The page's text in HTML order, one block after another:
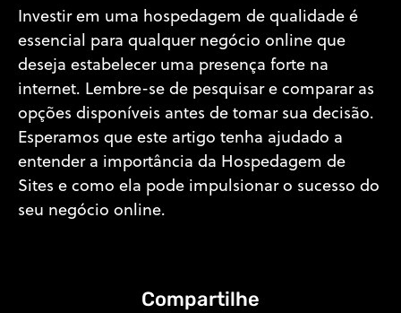
Investir em uma hospedagem de qualidade é
essencial para qualquer negócio online que
deseja estabelecer uma presença forte na
internet. Lembre-se de pesquisar e comparar as
opções disponíveis antes de tomar sua decisão.
Esperamos que este artigo tenha ajudado a
entender a importância da Hospedagem de
Sites e como ela pode impulsionar o sucesso do
seu negócio online.
Compartilhe